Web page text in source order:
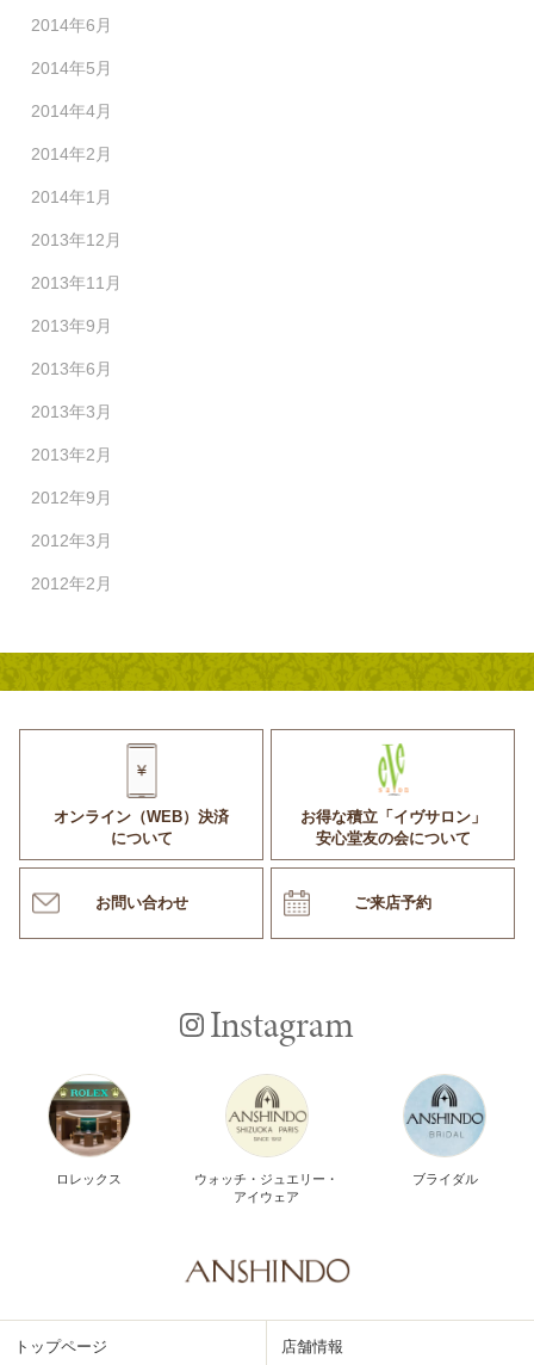
2014年6月
2014年5月
2014年4月
2014年2月
2014年1月
2013年12月
2013年11月
2013年9月
2013年6月
2013年3月
2013年2月
2012年9月
2012年3月
2012年2月
オンライン（WEB）決済
について
お得な積立「イヴサロン」
安心堂友の会について
お問い合わせ ご来店予約
Instagram
ロレックス
ウォッチ・ジュエリー・
アイウェア
ブライダル
トップページ 店舗情報